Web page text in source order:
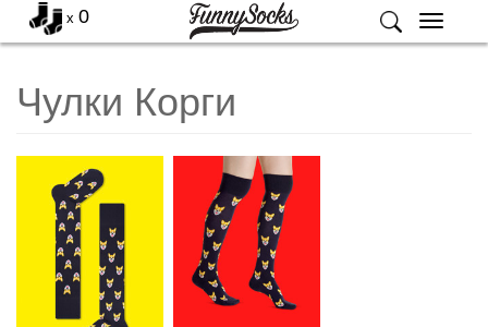
Меню
x 0
Чулки Корги